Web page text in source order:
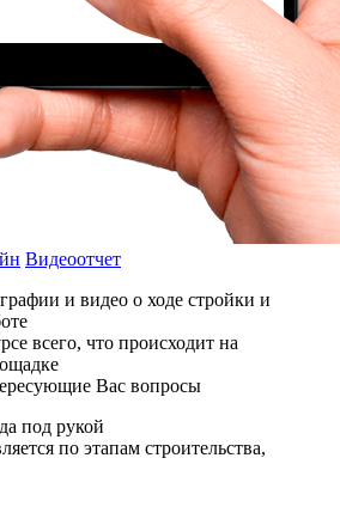
Видеоотчет
и видео о ходе стройки и
всего, что происходит на
Вас вопросы
под рукой
по этапам строительства,